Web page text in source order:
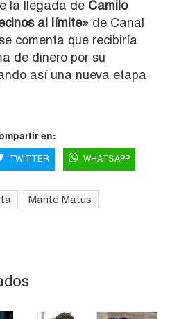
la llegada de Camilo
al límite» de Canal
comenta que recibiría
de dinero por su
así una nueva etapa
en:
TWITTER WHATSAPP
Marité Matus